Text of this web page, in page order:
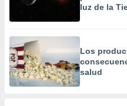
luz de la
Los
salud